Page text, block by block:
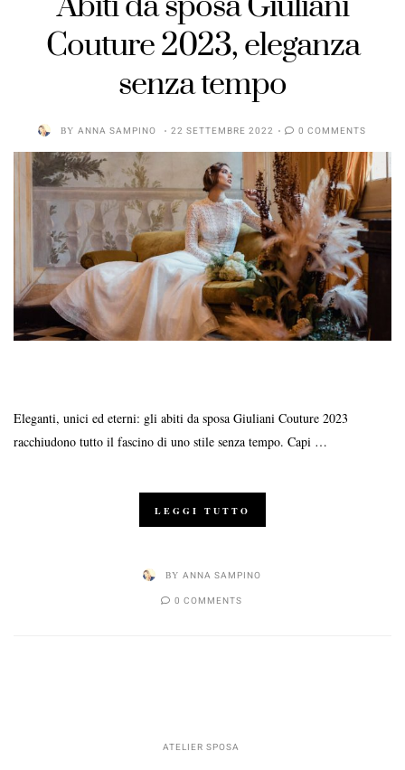
Couture 2023, eleganza
senza tempo
BY ANNA SAMPINO 22 SETTEMBRE 2022 0 COMMENTS
Eleganti, unici ed eterni: gli abiti da sposa Giuliani Couture 2023
racchiudono tutto il fascino di uno stile senza tempo. Capi …
LEGGI TUTTO
BY ANNA SAMPINO
0 COMMENTS
ATELIER SPOSA